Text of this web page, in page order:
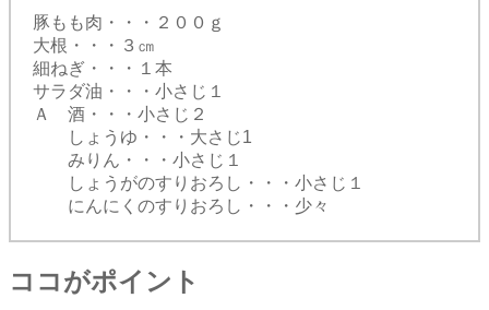
豚もも肉・・・２００ｇ
大根・・・３㎝
細ねぎ・・・１本
サラダ油・・・小さじ１
Ａ 酒・・・小さじ２
しょうゆ・・・大さじ1
みりん・・・小さじ１
しょうがのすりおろし・・・小さじ１
にんにくのすりおろし・・・少々
ココがポイント